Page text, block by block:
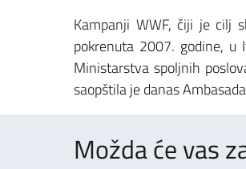
Kampanji WWF, čiji je cilj
pokrenuta 2007. godine,
Ministarstva spoljnih
saopštila je danas
Možda će vas